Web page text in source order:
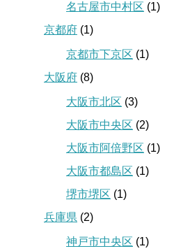
名古屋市中村区 (1)
京都府 (1)
京都市下京区 (1)
大阪府 (8)
大阪市北区 (3)
大阪市中央区 (2)
大阪市阿倍野区 (1)
大阪市都島区 (1)
堺市堺区 (1)
兵庫県 (2)
神戸市中央区 (1)